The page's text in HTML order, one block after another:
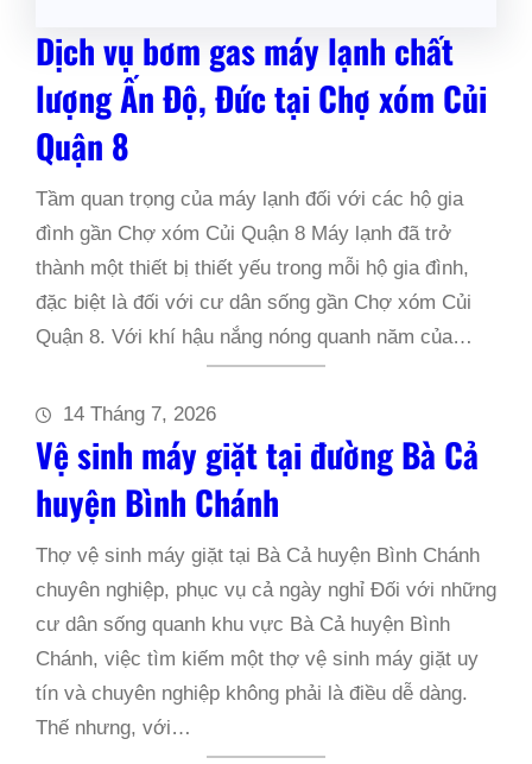
Dịch vụ bơm gas máy lạnh chất
lượng Ấn Độ, Đức tại Chợ xóm Củi
Quận 8
Tầm quan trọng của máy lạnh đối với các hộ gia
đình gần Chợ xóm Củi Quận 8 Máy lạnh đã trở
thành một thiết bị thiết yếu trong mỗi hộ gia đình,
đặc biệt là đối với cư dân sống gần Chợ xóm Củi
Quận 8. Với khí hậu nắng nóng quanh năm của…
14 Tháng 7, 2026
Vệ sinh máy giặt tại đường Bà Cả
huyện Bình Chánh
Thợ vệ sinh máy giặt tại Bà Cả huyện Bình Chánh
chuyên nghiệp, phục vụ cả ngày nghỉ Đối với những
cư dân sống quanh khu vực Bà Cả huyện Bình
Chánh, việc tìm kiếm một thợ vệ sinh máy giặt uy
tín và chuyên nghiệp không phải là điều dễ dàng.
Thế nhưng, với…